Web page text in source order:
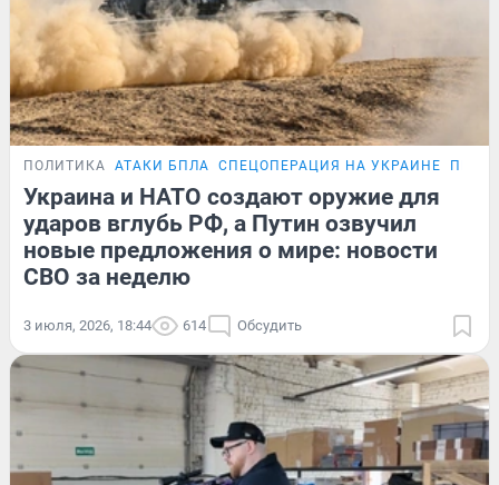
ПОЛИТИКА АТАКИ БПЛА СПЕЦОПЕРАЦИЯ НА УКРАИНЕ
Украина и НАТО создают оружие для
ударов вглубь РФ, а Путин озвучил
новые предложения о мире: новости
СВО за неделю
3 июля, 2026, 18:44 614 Обсудить